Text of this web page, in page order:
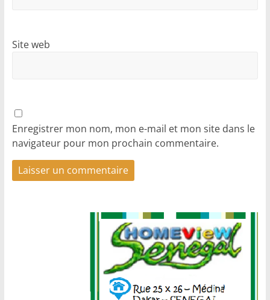
Site web
Enregistrer mon nom, mon e-mail et mon site dans le
navigateur pour mon prochain commentaire.